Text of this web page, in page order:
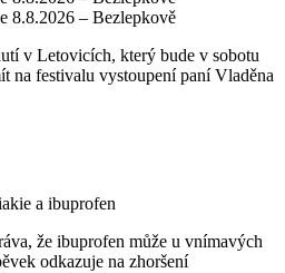
v Letovicích, který bude v sobotu
na festivalu vystoupení paní Vladěna
že ibuprofen může u vnímavých
odkazuje na zhoršení